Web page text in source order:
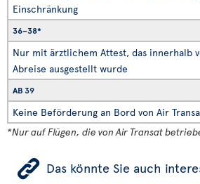
Einschränkung
36–38*
Nur mit ärztlichem Attest, das innerhalb
Abreise ausgestellt wurde
AB 39
Keine Beförderung an Bord von Air
*Nur auf Flügen, die von Air Transat
ÿ Das könnte Sie auch